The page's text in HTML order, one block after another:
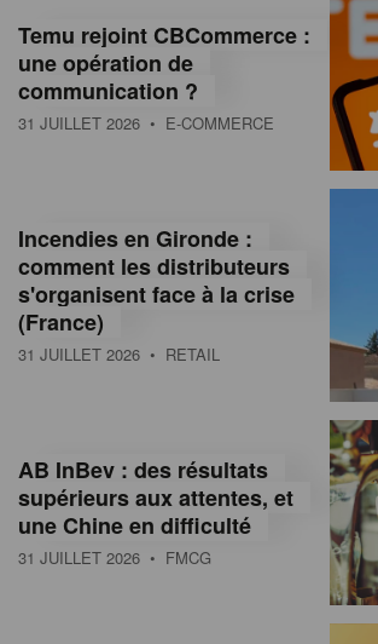
M
a
g
n
e
n
o
Temu rejoint CBCommerce :
une opération de
communication ?
31 JUILLET 2026 • E-COMMERCE
Incendies en Gironde :
comment les distributeurs
s'organisent face à la crise
(France)
31 JUILLET 2026 • RETAIL
AB InBev : des résultats
supérieurs aux attentes, et
une Chine en difficulté
31 JUILLET 2026 • FMCG